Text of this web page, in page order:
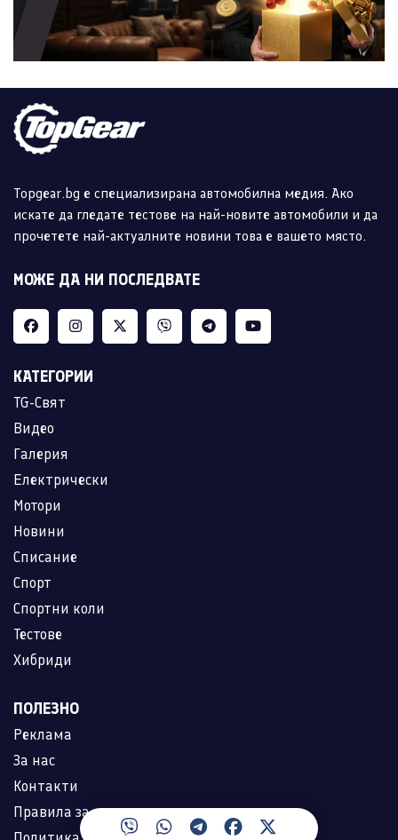
Topgear.bg е специализирана автомобилна медия. Ако
искате да гледате тестове на най-новите автомобили и да
прочетете най-актуалните новини това е вашето място.
МОЖЕ ДА НИ ПОСЛЕДВАТЕ
КАТЕГОРИИ
TG-Свят
Видео
Галерия
Електрически
Мотори
Новини
Списание
Спорт
Спортни коли
Тестове
Хибриди
ПОЛЕЗНО
Реклама
За нас
Контакти
Правила за ползване